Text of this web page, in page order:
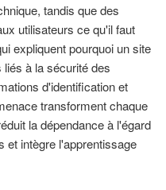
tandis que des
utilisateurs ce qu'il faut
expliquent pourquoi un site
à la sécurité des
d'identification et
transforment chaque
la dépendance à l'égard
et intègre l'apprentissage